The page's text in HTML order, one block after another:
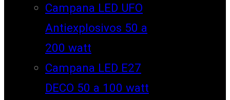
Campana LED UFO
Antiexplosivos 50 a
200 watt
Campana LED E27
DECO 50 a 100 watt